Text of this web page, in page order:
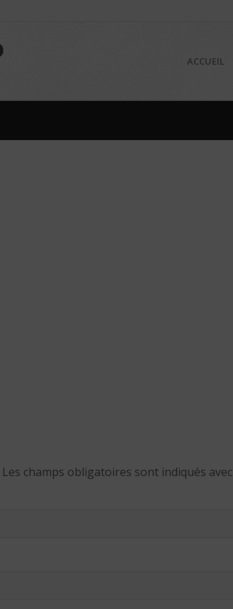
ACCUEIL
Les champs obligatoires sont indiqués avec